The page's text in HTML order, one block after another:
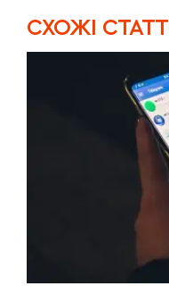
CХОЖІ СТАТТІ